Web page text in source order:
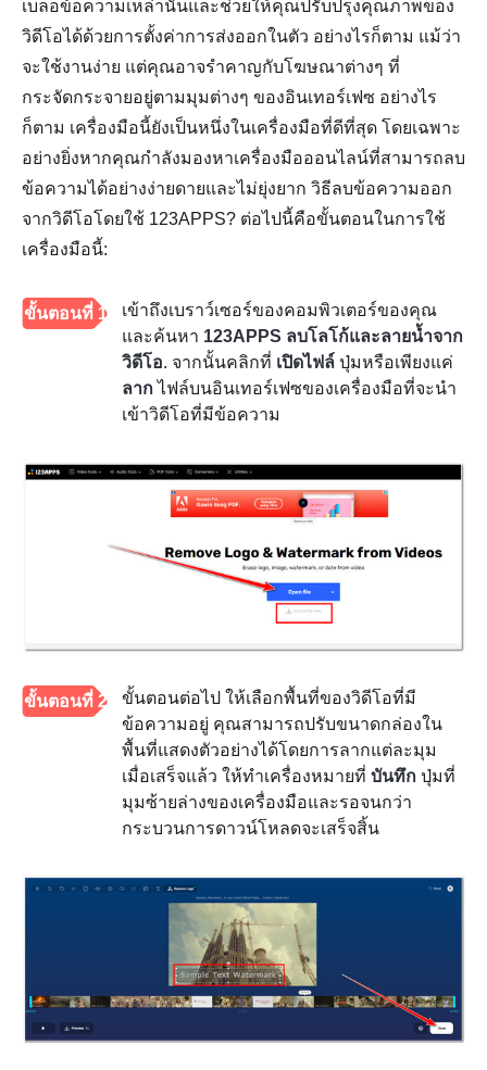
เบลอข้อความเหล่านั้นและช่วยให้คุณปรับปรุงคุณภาพของ
วิดีโอได้ด้วยการตั้งค่าการส่งออกในตัว อย่างไรก็ตาม แม้ว่า
จะใช้งานง่าย แต่คุณอาจรำคาญกับโฆษณาต่างๆ ที่
กระจัดกระจายอยู่ตามมุมต่างๆ ของอินเทอร์เฟซ อย่างไร
ก็ตาม เครื่องมือนี้ยังเป็นหนึ่งในเครื่องมือที่ดีที่สุด โดยเฉพาะ
อย่างยิ่งหากคุณกำลังมองหาเครื่องมือออนไลน์ที่สามารถลบ
ข้อความได้อย่างง่ายดายและไม่ยุ่งยาก วิธีลบข้อความออก
จากวิดีโอโดยใช้ 123APPS? ต่อไปนี้คือขั้นตอนในการใช้
เครื่องมือนี้:
ขั้นตอนที่ 1
เข้าถึงเบราว์เซอร์ของคอมพิวเตอร์ของคุณ
และค้นหา 123APPS ลบโลโก้และลายน้ำจาก
วิดีโอ. จากนั้นคลิกที่ เปิดไฟล์ ปุ่มหรือเพียงแค่
ลาก ไฟล์บนอินเทอร์เฟซของเครื่องมือที่จะนำ
เข้าวิดีโอที่มีข้อความ
ขั้นตอนที่ 2
ขั้นตอนต่อไป ให้เลือกพื้นที่ของวิดีโอที่มี
ข้อความอยู่ คุณสามารถปรับขนาดกล่องใน
พื้นที่แสดงตัวอย่างได้โดยการลากแต่ละมุม
เมื่อเสร็จแล้ว ให้ทำเครื่องหมายที่ บันทึก ปุ่มที่
มุมซ้ายล่างของเครื่องมือและรอจนกว่า
กระบวนการดาวน์โหลดจะเสร็จสิ้น